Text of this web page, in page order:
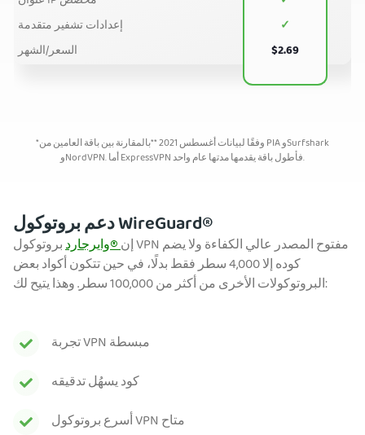
إعدادات تشفير متقدمة
✓
السعر/الشهر
$2.69
*وفقًا لبيانات أغسطس 2021 **بالمقارنة بين باقة العامين من PIA وSurfshark
وNordVPN. أما ExpressVPN فأطول باقة يقدمها مدتها عام واحد.
دعم بروتوكول WireGuard®
إن®وايرجاردبروتوكول VPN مفتوح المصدر عالي الكفاءة ولا يضم
كوده إلا 4,000 سطر فقط بدلًا، في حين تتكون أكواد بعض
البروتوكولات الأخرى من أكثر من 100,000 سطر. وهذا يتيح لك:
تجربة VPN مبسطة
كود يسهُل تدقيقه
أسرع بروتوكول VPN متاح